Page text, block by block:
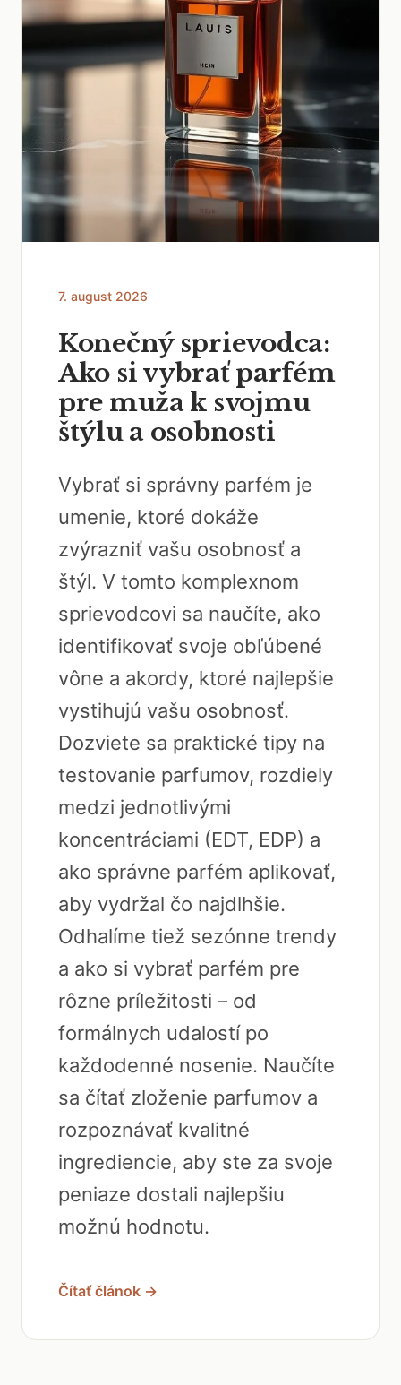
7. august 2026
Konečný sprievodca:
Ako si vybrať parfém
pre muža k svojmu
štýlu a osobnosti
Vybrať si správny parfém je
umenie, ktoré dokáže
zvýrazniť vašu osobnosť a
štýl. V tomto komplexnom
sprievodcovi sa naučíte, ako
identifikovať svoje obľúbené
vône a akordy, ktoré najlepšie
vystihujú vašu osobnosť.
Dozviete sa praktické tipy na
testovanie parfumov, rozdiely
medzi jednotlivými
koncentráciami (EDT, EDP) a
ako správne parfém aplikovať,
aby vydržal čo najdlhšie.
Odhalíme tiež sezónne trendy
a ako si vybrať parfém pre
rôzne príležitosti – od
formálnych udalostí po
každodenné nosenie. Naučíte
sa čítať zloženie parfumov a
rozpoznávať kvalitné
ingrediencie, aby ste za svoje
peniaze dostali najlepšiu
možnú hodnotu.
Čítať článok →